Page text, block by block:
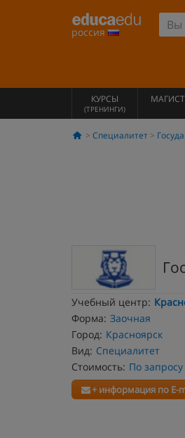
россия
КУРСЫ
(ТРЕНИНГИ)
Специалитет
Учебный центр:
Форма: Заочная
Город: Красноярск
Вид: Специалитет
Стоимость: По запросу
+ информация по E-